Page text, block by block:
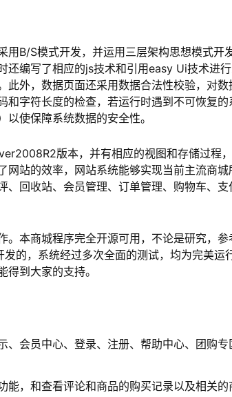
用B/S模式开发，并运用三层架构思想模式开
还编写了相应的js技术和引用easy Ui技术进
此外，数据页面还采用数据合法性校验，对
和字符长度的检查，若运行时遇到不可恢复
使保障系统数据的安全性。
版本，并有相应的视图和存储过程
网站的效率，网站系统能够实现当前主流商
、回收站、会员管理、订单管理、购物车、
。本商城程序完全开源可用，不论是研究，
的，系统经过多次全面的测试，均为完美运
到大家的支持。
、会员中心、登录、注册、帮助中心、团购
能，和查看评论和商品的购买记录以及相关的